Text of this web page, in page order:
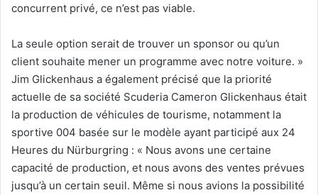
concurrent privé, ce n’est pas viable.
La seule option serait de trouver un sponsor ou qu’un
client souhaite mener un programme avec notre voiture. »
Jim Glickenhaus a également précisé que la priorité
actuelle de sa société Scuderia Cameron Glickenhaus était
la production de véhicules de tourisme, notamment la
sportive 004 basée sur le modèle ayant participé aux 24
Heures du Nürburgring : « Nous avons une certaine
capacité de production, et nous avons des ventes prévues
jusqu’à un certain seuil. Même si nous avions la possibilité